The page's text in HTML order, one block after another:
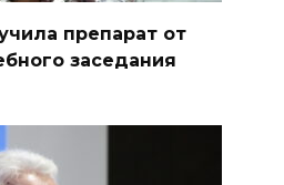
препарат от
заседания